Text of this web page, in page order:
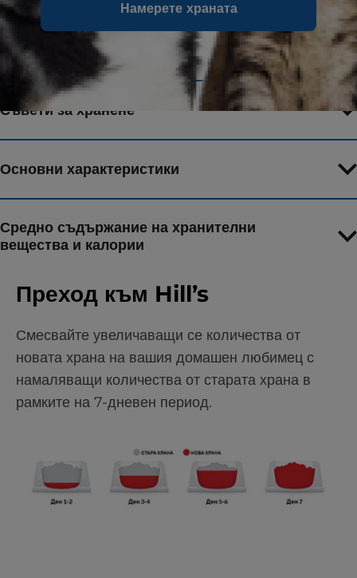
Намерете храната
Съставки
Съвети за хранене
Основни характеристики
Средно съдържание на хранителни
вещества и калории
Преход към Hill’s
Смесвайте увеличаващи се количества от
новата храна на вашия домашен любимец с
намаляващи количества от старата храна в
рамките на 7-дневен период.